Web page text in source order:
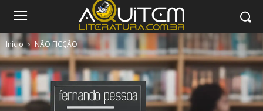
Início NÃO FICÇÃO